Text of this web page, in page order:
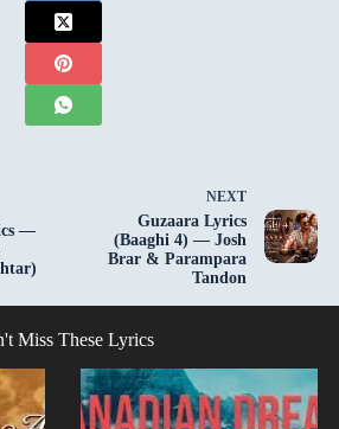
—
NEXT
Guzaara Lyrics
(Baaghi 4) — Josh
Brar & Parampara
Tandon
Miss These Lyrics